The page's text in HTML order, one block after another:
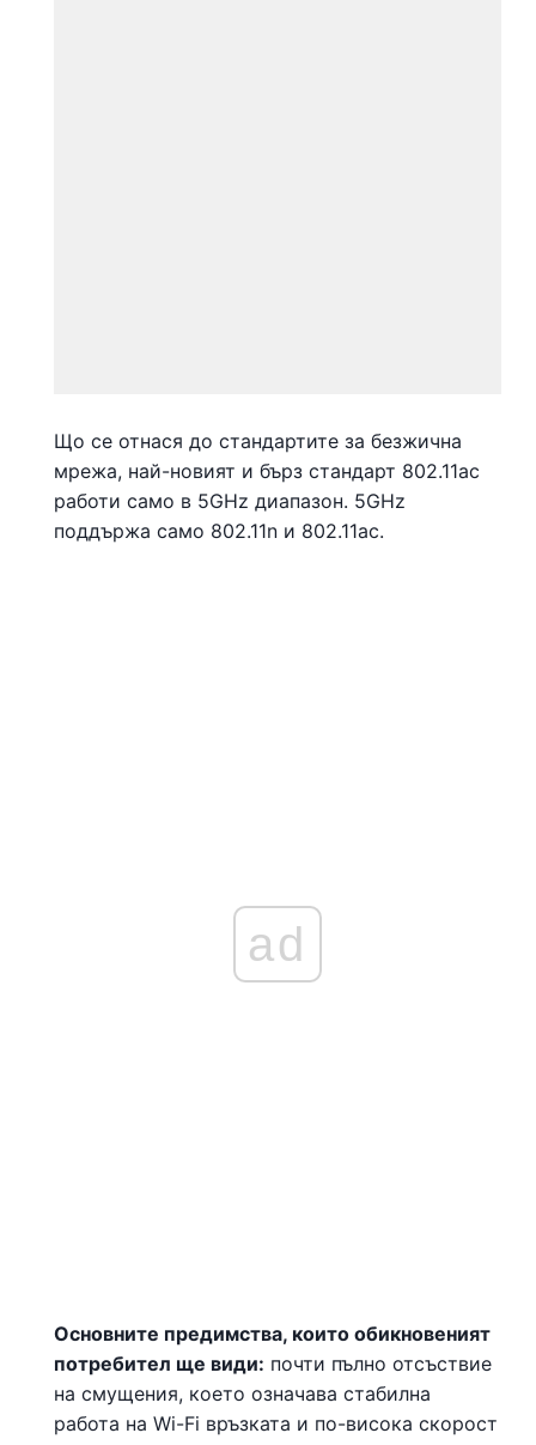
Що се отнася до стандартите за безжична
мрежа, най-новият и бърз стандарт 802.11ac
работи само в 5GHz диапазон. 5GHz
поддържа само 802.11n и 802.11ac.
ad
Основните предимства, които обикновеният
потребител ще види: почти пълно отсъствие
на смущения, което означава стабилна
работа на Wi-Fi връзката и по-висока скорост